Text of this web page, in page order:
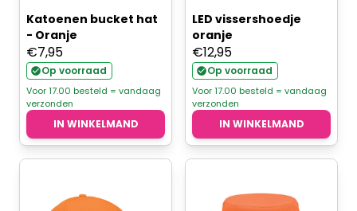
Katoenen bucket hat
- Oranje
€7,95
Op voorraad
Voor 17.00 besteld = vandaag
verzonden
IN WINKELMAND
LED vissershoedje
oranje
€12,95
Op voorraad
Voor 17.00 besteld = vandaag
verzonden
IN WINKELMAND